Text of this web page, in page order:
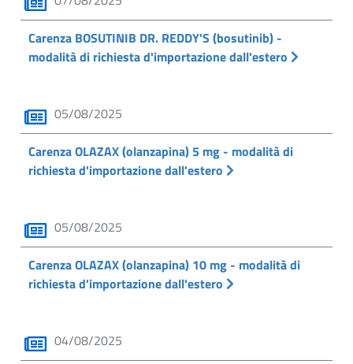
Carenza BOSUTINIB DR. REDDY'S (bosutinib) -
modalità di richiesta d'importazione dall'estero
05/08/2025
Carenza OLAZAX (olanzapina) 5 mg - modalità di
richiesta d'importazione dall'estero
05/08/2025
Carenza OLAZAX (olanzapina) 10 mg - modalità di
richiesta d'importazione dall'estero
04/08/2025